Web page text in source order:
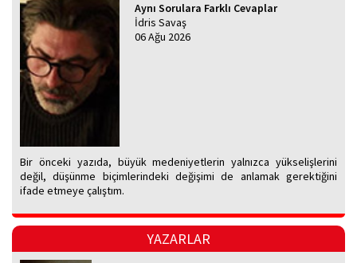
Aynı Sorulara Farklı Cevaplar
İdris Savaş
06 Ağu 2026
Bir önceki yazıda, büyük medeniyetlerin yalnızca yükselişlerini
değil, düşünme biçimlerindeki değişimi de anlamak gerektiğini
ifade etmeye çalıştım.
YAZARLAR